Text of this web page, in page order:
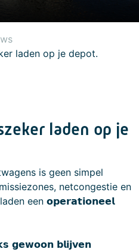
laden op je depot.
laden op je
is geen simpel
netcongestie en
een 𝗼𝗽𝗲𝗿𝗮𝘁𝗶𝗼𝗻𝗲𝗲𝗹
𝗴𝗲𝘄𝗼𝗼𝗻 𝗯𝗹𝗶𝗷𝘃𝗲𝗻